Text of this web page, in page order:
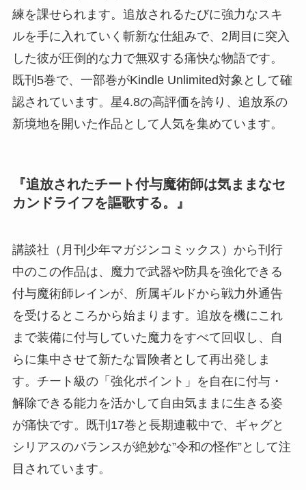
練を課せられます。追放されるたびに強力なスキ
ルを手に入れていく斬新な仕組みで、2周目に突入
した彼が圧倒的な力で無双する痛快な物語です。
既刊5巻で、一部巻がKindle Unlimited対象として確
認されています。星4.8の高評価を誇り、追放系の
新境地を開いた作品として人気を集めています。
『追放されたチート付与魔術師は気ままなセ
カンドライフを謳歌する。』
講談社（月刊少年マガジンコミックス）から刊行
中のこの作品は、魔力で武器や防具を強化できる
付与魔術師レインが、所属ギルドから戦力外通告
を受けるところから始まります。追放を機にこれ
まで装備に付与していた魔力をすべて回収し、自
らに集中させて新たな冒険者として再出発しま
す。チート級の「強化ポイント」を自在に付与・
解除できる能力を活かして自由気ままに生きる姿
が痛快です。既刊17巻と長期連載中で、ギャグと
シリアスのバランスが絶妙な”令和の怪作”として注
目されています。